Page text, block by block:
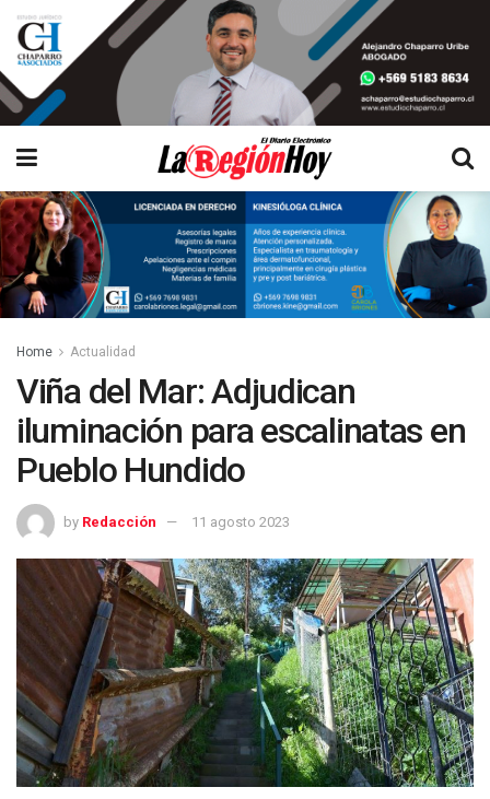
Home Actualidad
Viña del Mar: Adjudican
iluminación para escalinatas en
Pueblo Hundido
by Redacción 11 agosto 2023